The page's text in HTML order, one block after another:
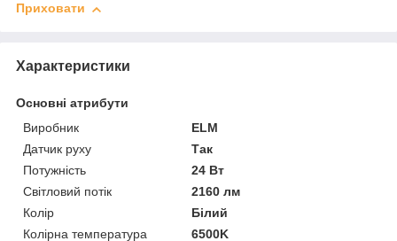
Приховати
Характеристики
Основні атрибути
Виробник
ELM
Датчик руху
Так
Потужність
24 Вт
Світловий потік
2160 лм
Колір
Білий
Колірна температура
6500K